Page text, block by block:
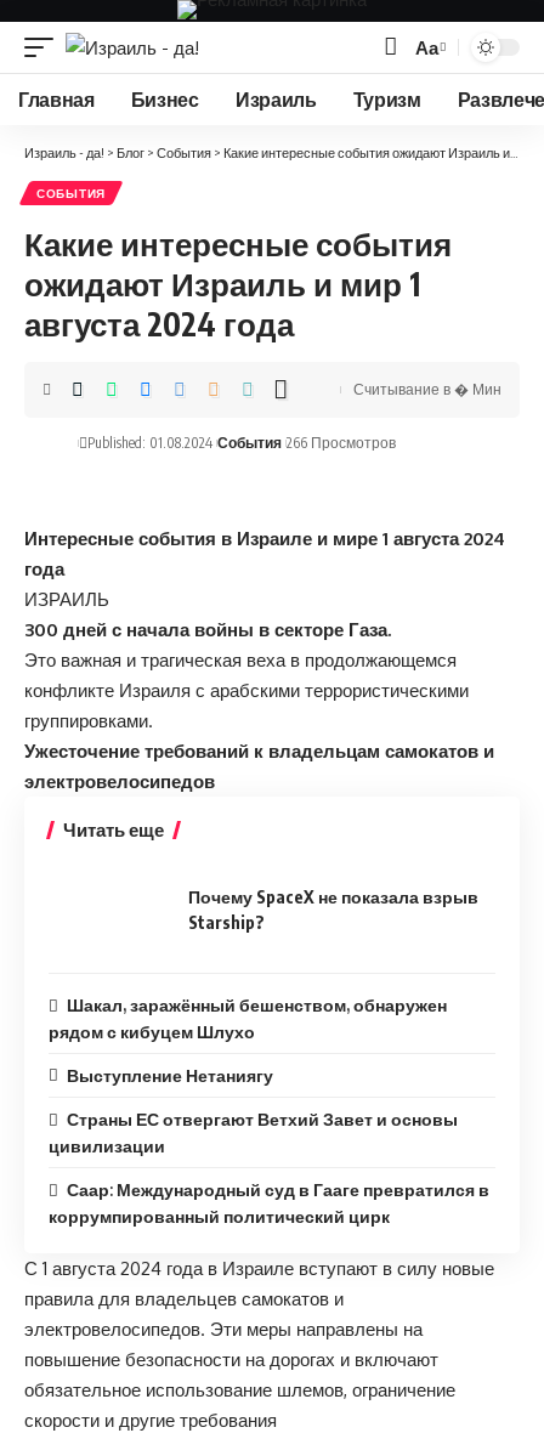
Изменение
размера
Аа
Главная Бизнес Израиль Туризм
Израиль - да! > Блог > События > Какие интересные события ожидают Израиль и мир 1 августа 2024 года
СОБЫТИЯ
Какие интересные события
ожидают Израиль и мир 1
августа 2024 года
Published: 01.08.2024 События 266 Просмотров
Считывание в � Мин
Интересные события в Израиле и мире 1 августа 2024
года
ИЗРАИЛЬ
300 дней с начала войны в секторе Газа.
Это важная и трагическая веха в продолжающемся
конфликте Израиля с арабскими террористическими
группировками.
Ужесточение требований к владельцам самокатов и
электровелосипедов
Читать еще
Почему SpaceX не показала взрыв
Starship?
Шакал, заражённый бешенством, обнаружен
рядом с кибуцем Шлухо
Выступление Нетаниягу
Страны ЕС отвергают Ветхий Завет и основы
цивилизации
Саар: Международный суд в Гааге превратился в
коррумпированный политический цирк
С 1 августа 2024 года в Израиле вступают в силу новые
правила для владельцев самокатов и
электровелосипедов. Эти меры направлены на
повышение безопасности на дорогах и включают
обязательное использование шлемов, ограничение
скорости и другие требования